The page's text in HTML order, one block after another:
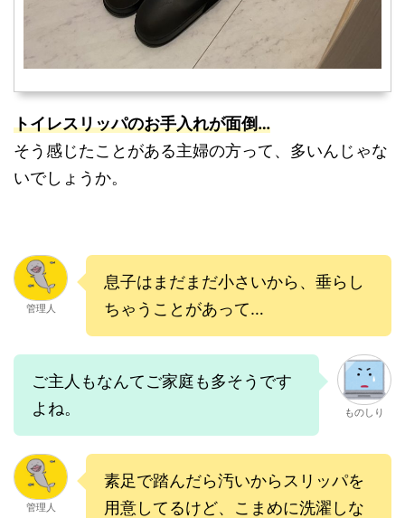
トイレスリッパのお手入れが面倒…
そう感じたことがある主婦の方って、多いんじゃな
いでしょうか。
管理人
息子はまだまだ小さいから、垂らし
ちゃうことがあって…
ご主人もなんてご家庭も多そうです
よね。
ものしり
管理人
素足で踏んだら汚いからスリッパを
用意してるけど、こまめに洗濯しな